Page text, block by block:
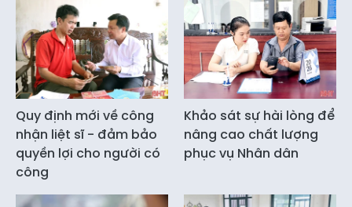
Quy định mới về công
nhận liệt sĩ - đảm bảo
quyền lợi cho người có
công
Khảo sát sự hài lòng để
nâng cao chất lượng
phục vụ Nhân dân